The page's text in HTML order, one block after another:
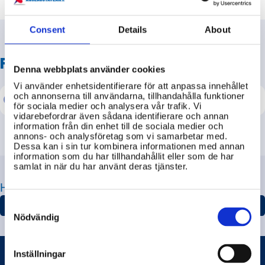
Consent Details About
Denna webbplats använder cookies
Vi använder enhetsidentifierare för att anpassa innehållet
och annonserna till användarna, tillhandahålla funktioner
för sociala medier och analysera vår trafik. Vi
vidarebefordrar även sådana identifierare och annan
information från din enhet till de sociala medier och
annons- och analysföretag som vi samarbetar med.
Dessa kan i sin tur kombinera informationen med annan
information som du har tillhandahållit eller som de har
samlat in när du har använt deras tjänster.
Selection
Nödvändig
Inställningar
FRÅGAStatens skolverk
HITTA JUST DE FRÅGOR DU LETAR EFTER